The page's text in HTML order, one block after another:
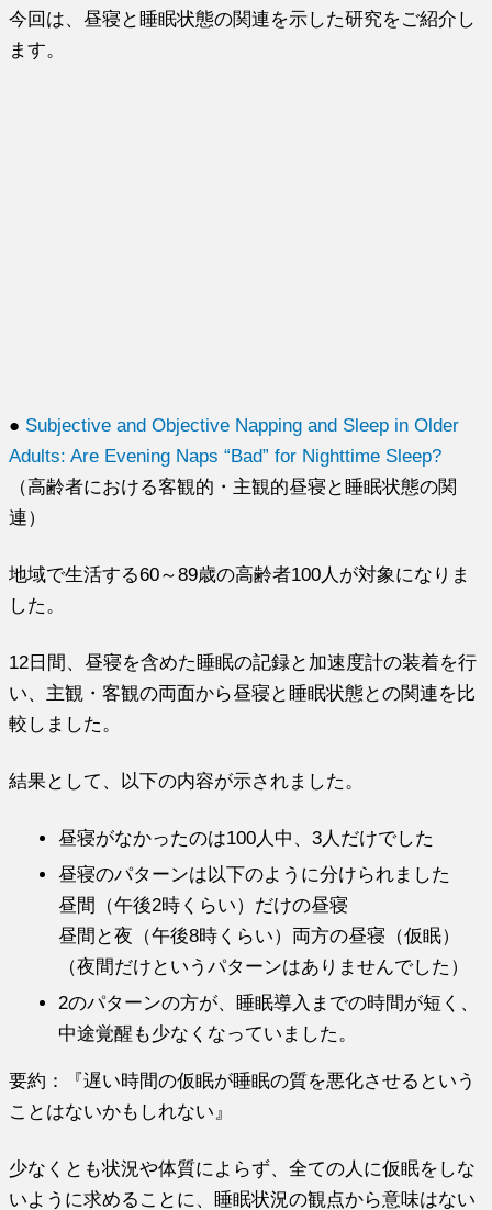
今回は、昼寝と睡眠状態の関連を示した研究をご紹介し
ます。
● Subjective and Objective Napping and Sleep in Older
Adults: Are Evening Naps “Bad” for Nighttime Sleep?
（高齢者における客観的・主観的昼寝と睡眠状態の関
連）
地域で生活する60～89歳の高齢者100人が対象になりま
した。
12日間、昼寝を含めた睡眠の記録と加速度計の装着を行
い、主観・客観の両面から昼寝と睡眠状態との関連を比
較しました。
結果として、以下の内容が示されました。
昼寝がなかったのは100人中、3人だけでした
昼寝のパターンは以下のように分けられました
昼間（午後2時くらい）だけの昼寝
昼間と夜（午後8時くらい）両方の昼寝（仮眠）
（夜間だけというパターンはありませんでした）
2のパターンの方が、睡眠導入までの時間が短く、
中途覚醒も少なくなっていました。
要約：『遅い時間の仮眠が睡眠の質を悪化させるという
ことはないかもしれない』
少なくとも状況や体質によらず、全ての人に仮眠をしな
いように求めることに、睡眠状況の観点から意味はない